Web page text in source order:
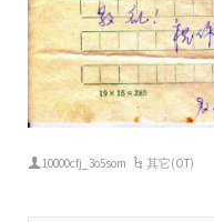
10000cfj_3o5som 其它(OT)